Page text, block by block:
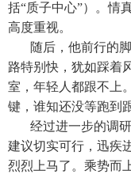
括“质子中心”）。情
高度重视。
随后，他前行的
路特别快，犹如踩着
室，年轻人都跟不上
键，谁知还没等跑到
经过进一步的调
建议切实可行，迅疾
烈烈上马了。乘势而